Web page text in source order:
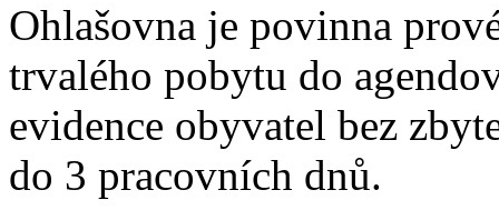
Ohlašovna je povinna
trvalého pobytu do
evidence obyvatel bez
do 3 pracovních dnů.